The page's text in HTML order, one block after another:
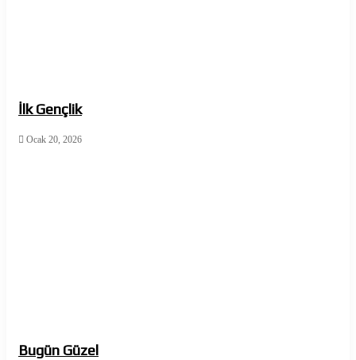
İlk Gençlik
Ocak 20, 2026
Bugün Güzel